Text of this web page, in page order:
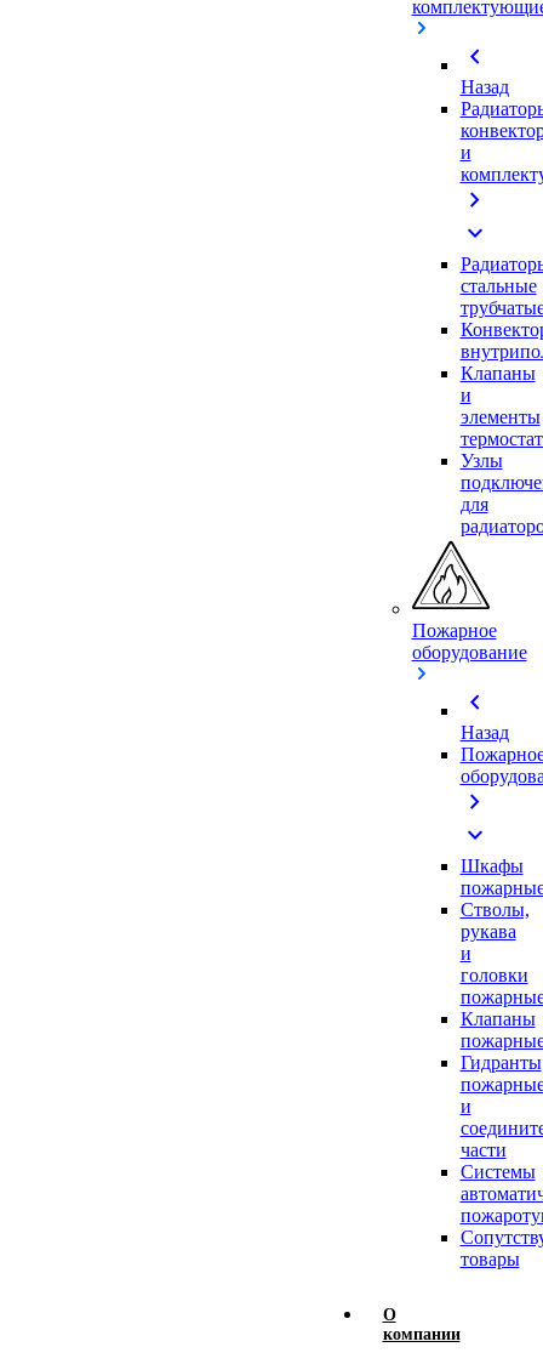
chevron_left
Назад
и
chevron_right
expand_more
стальные
Клапаны
и
элементы
Узлы
для
Пожарное
оборудование
chevron_left
Назад
chevron_right
expand_more
Шкафы
Стволы,
рукава
и
головки
Клапаны
Гидранты
и
части
Системы
товары
О
компании